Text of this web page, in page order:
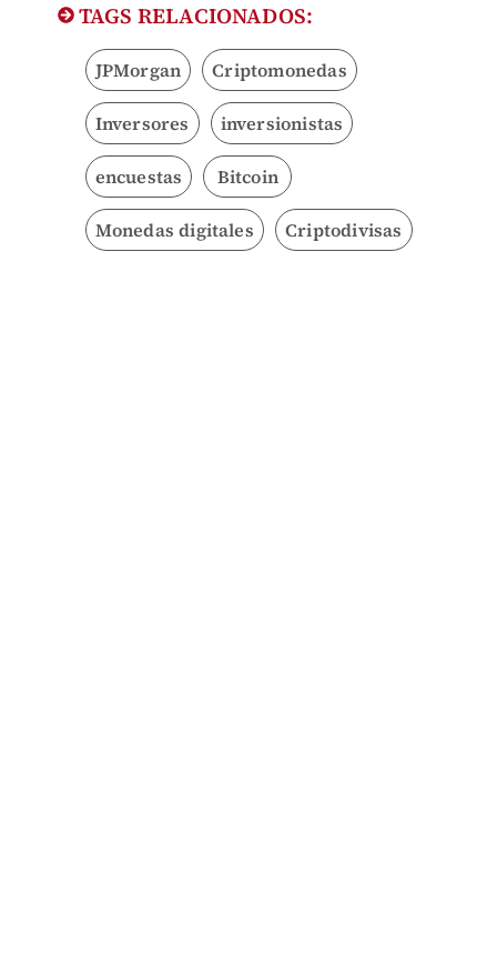
TAGS RELACIONADOS:
JPMorgan Criptomonedas
Inversores inversionistas
encuestas Bitcoin
Monedas digitales Criptodivisas